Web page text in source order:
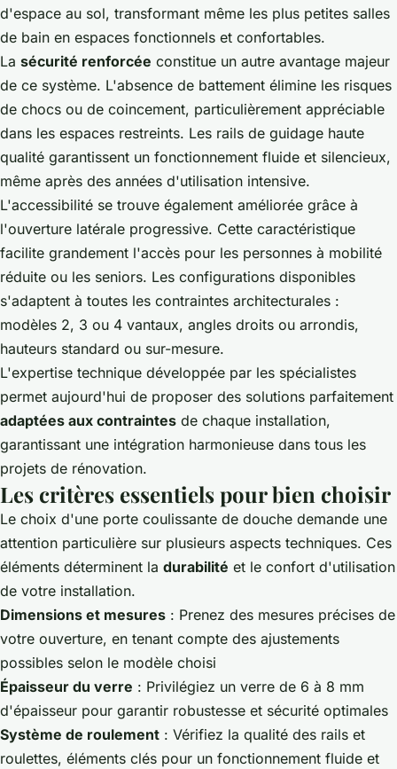
d'espace au sol, transformant même les plus petites salles
de bain en espaces fonctionnels et confortables.
La sécurité renforcée constitue un autre avantage majeur
de ce système. L'absence de battement élimine les risques
de chocs ou de coincement, particulièrement appréciable
dans les espaces restreints. Les rails de guidage haute
qualité garantissent un fonctionnement fluide et silencieux,
même après des années d'utilisation intensive.
L'accessibilité se trouve également améliorée grâce à
l'ouverture latérale progressive. Cette caractéristique
facilite grandement l'accès pour les personnes à mobilité
réduite ou les seniors. Les configurations disponibles
s'adaptent à toutes les contraintes architecturales :
modèles 2, 3 ou 4 vantaux, angles droits ou arrondis,
hauteurs standard ou sur-mesure.
L'expertise technique développée par les spécialistes
permet aujourd'hui de proposer des solutions parfaitement
adaptées aux contraintes de chaque installation,
garantissant une intégration harmonieuse dans tous les
projets de rénovation.
Les critères essentiels pour bien choisir
Le choix d'une porte coulissante de douche demande une
attention particulière sur plusieurs aspects techniques. Ces
éléments déterminent la durabilité et le confort d'utilisation
de votre installation.
Dimensions et mesures : Prenez des mesures précises de
votre ouverture, en tenant compte des ajustements
possibles selon le modèle choisi
Épaisseur du verre : Privilégiez un verre de 6 à 8 mm
d'épaisseur pour garantir robustesse et sécurité optimales
Système de roulement : Vérifiez la qualité des rails et
roulettes, éléments clés pour un fonctionnement fluide et